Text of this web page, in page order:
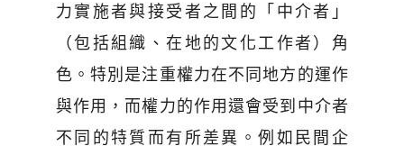
力實施者與接受者之間的「中介者」
（包括組織、在地的文化工作者）角
色。特別是注重權力在不同地方的運作
與作用，而權力的作用還會受到中介者
不同的特質而有所差異。例如民間企